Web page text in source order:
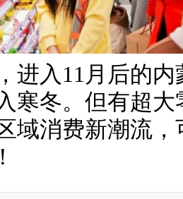
进入11月后的
寒冬。但有超
域消费新潮流